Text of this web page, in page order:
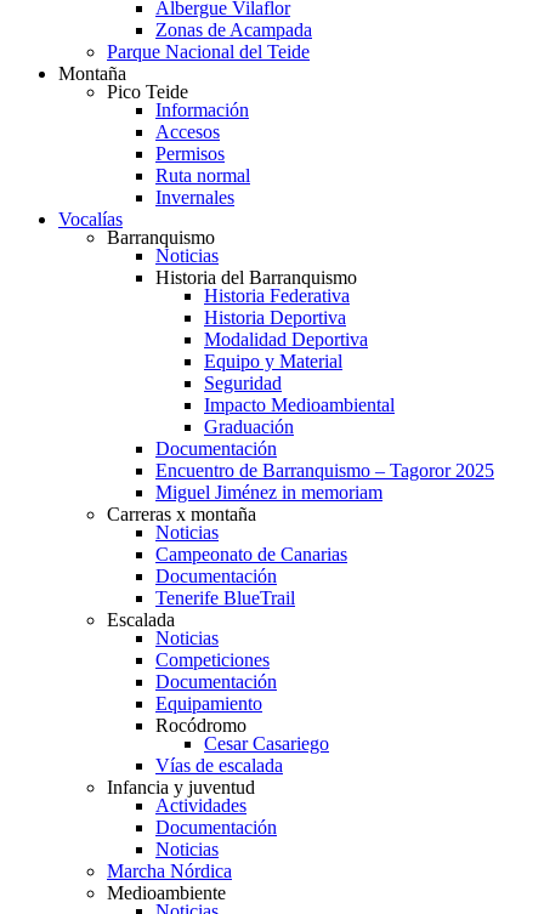
Albergue Vilaflor
Zonas de Acampada
Parque Nacional del Teide
Montaña
Pico Teide
Información
Accesos
Permisos
Ruta normal
Invernales
Vocalías
Barranquismo
Noticias
Historia del Barranquismo
Historia Federativa
Historia Deportiva
Modalidad Deportiva
Equipo y Material
Seguridad
Impacto Medioambiental
Graduación
Documentación
Encuentro de Barranquismo – Tagoror 2025
Miguel Jiménez in memoriam
Carreras x montaña
Noticias
Campeonato de Canarias
Documentación
Tenerife BlueTrail
Escalada
Noticias
Competiciones
Documentación
Equipamiento
Rocódromo
Cesar Casariego
Vías de escalada
Infancia y juventud
Actividades
Documentación
Noticias
Marcha Nórdica
Medioambiente